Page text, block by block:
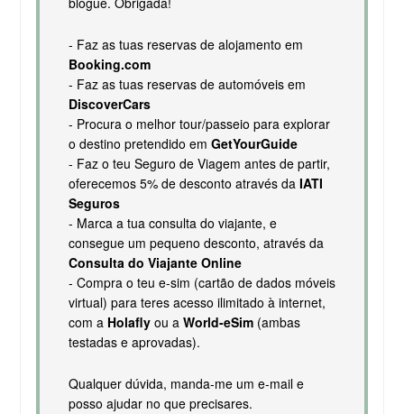
- Faz as tuas reservas de alojamento em
Booking.com
- Faz as tuas reservas de automóveis em
DiscoverCars
- Procura o melhor tour/passeio para explorar
o destino pretendido em GetYourGuide
- Faz o teu Seguro de Viagem antes de partir,
oferecemos 5% de desconto através da IATI
Seguros
- Marca a tua consulta do viajante, e
consegue um pequeno desconto, através da
Consulta do Viajante Online
- Compra o teu e-sim (cartão de dados móveis
virtual) para teres acesso ilimitado à internet,
com a Holaflyou a World-eSim(ambas
testadas e aprovadas).
Qualquer dúvida, manda-me um e-mail e
posso ajudar no que precisares.